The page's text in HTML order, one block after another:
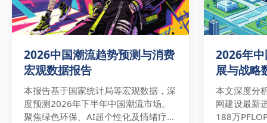
2026中国潮流趋势预测与消费
宏观数据报告
本报告基于国家统计局等宏观数据，深
度预测2026年下半年中国潮流市场。
聚焦绿色环保、AI超个性化及情绪疗愈
2026年
展与战略
度分析
本文深度分
网建设最新
188万